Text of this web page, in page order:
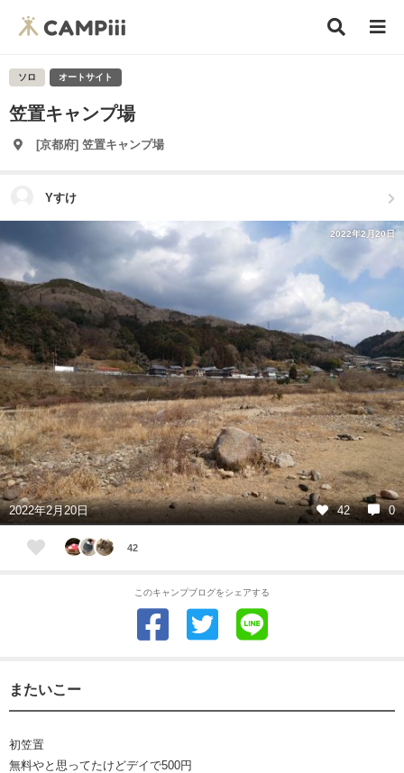
ソロ オートサイト
笠置キャンプ場
[京都府] 笠置キャンプ場
Yすけ
2022年2月20日
2022年2月20日 42 0
42
このキャンプブログをシェアする
またいこー
初笠置
無料やと思ってたけどデイで500円